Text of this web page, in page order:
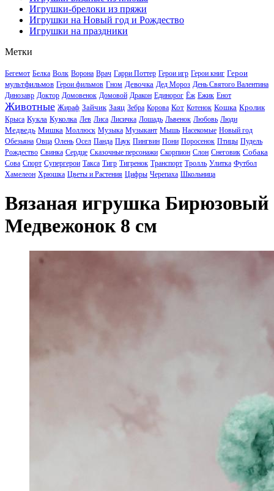
Игрушки-брелоки из пряжи
Игрушки на Новый год и Рождество
Игрушки на праздники
Метки
Бегемот Белка Волк Ворона Врач Гарри Поттер Герои игр Герои книг Герои
мультфильмов Герои фильмов Гном Девочка Дед Мороз День Святого Валентина
Динозавр Доктор Домовенок Домовой Дракон Единорог Ёж Ежик Енот
Животные Жираф Зайчик Заяц Зебра Корова Кот Котенок Кошка Кролик
Крыса Кукла Куколка Лев Лиса Лисичка Лошадь Львенок Любовь Люди
Медведь Мишка Моллюск Музыка Музыкант Мышь Насекомые Новый год
Обезьяна Овца Олень Осел Панда Паук Пингвин Пони Поросенок Птицы Пудель
Рождество Свинка Сердце Сказочные персонажи Скорпион Слон Снеговик Собака
Сова Спорт Супергерои Такса Тигр Тигренок Транспорт Тролль Улитка Футбол
Хамелеон Хрюшка Цветы и Растения Цифры Черепаха Школьница
Вязаная игрушка Бирюзовый
Медвежонок 8 см